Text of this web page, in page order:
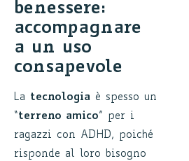
benessere:
accompagnare
a un uso
consapevole
La tecnologia è spesso un
“terreno amico” per i
ragazzi con ADHD, poiché
risponde al loro bisogno